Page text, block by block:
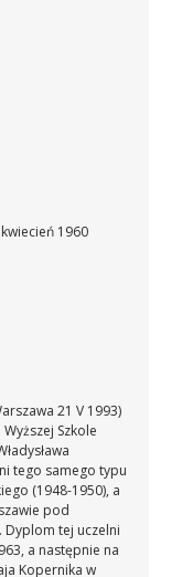
kwiecień 1960
21 V 1993)
Szkole
tego samego typu
(1948-1950), a
pod
Dyplom tej uczelni
a następnie na
Kopernika w